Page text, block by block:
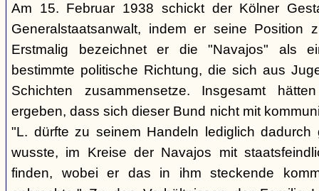
Am 15. Februar 1938 schickt der Kölner
Generalstaatsanwalt, indem er seine Position
Erstmalig bezeichnet er die "Navajos" als
bestimmte politische Richtung, die sich aus
Schichten zusammensetze. Insgesamt
ergeben, dass sich dieser Bund nicht mit
"L. dürfte zu seinem Handeln lediglich dadurch
wusste, im Kreise der Navajos mit
finden, wobei er das in ihm steckende